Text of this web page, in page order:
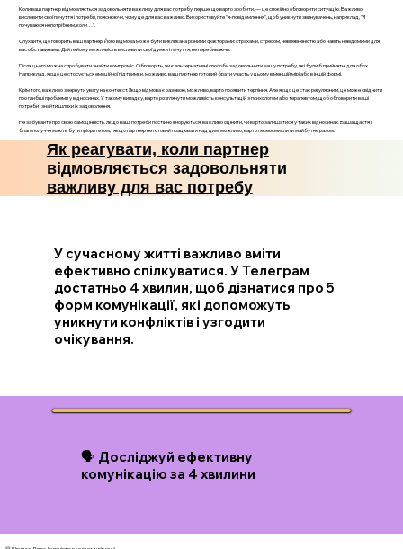
Коли ваш партнер відмовляється задовольняти важливу для вас потребу, перше, що варто зробити, — це спокійно обговорити ситуацію. Важливо
висловити свої почуття і потреби, пояснюючи, чому це для вас важливо. Використовуйте "я-повідомлення", щоб уникнути звинувачень, наприклад, "Я
почуваюся непотрібним, коли…".
Слухайте, що говорить ваш партнер. Його відмова може бути викликана різними факторами: страхами, стресом, невпевненістю або навіть невідомими для
вас обставинами. Дайте йому можливість висловити свої думки і почуття, не перебиваючи.
Після цього можна спробувати знайти компроміс. Обговоріть, чи є альтернативні способи задовольнити вашу потребу, які були б прийнятні для обох.
Наприклад, якщо це стосується емоційної підтримки, можливо, ваш партнер готовий брати участь у цьому в меншій мірі або в іншій формі.
Крім того, важливо звернути увагу на контекст. Якщо відмова є разовою, можливо, варто проявити терпіння. Але якщо це стає регулярним, це може свідчити
про глибші проблеми у відносинах. У такому випадку, варто розглянути можливість консультацій з психологом або терапевтом, щоб обговорити ваші
потреби і знайти шляхи їх задоволення.
Не забувайте про свою самоцінність. Якщо ваші потреби постійно ігноруються, важливо оцінити, чи варто залишатися у таких відносинах. Ваша щастя і
благополуччя мають бути пріоритетом, і якщо партнер не готовий працювати над цим, можливо, варто переосмислити майбутнє разом.
Як реагувати, коли партнер
відмовляється задовольняти
важливу для вас потребу
У сучасному житті важливо вміти
ефективно спілкуватися. У Телеграм
достатньо 4 хвилин, щоб дізнатися про 5
форм комунікації, які допоможуть
уникнути конфліктів і узгодити
очікування.
🗣️ Досліджуй ефективну
комунікацію за 4 хвилини